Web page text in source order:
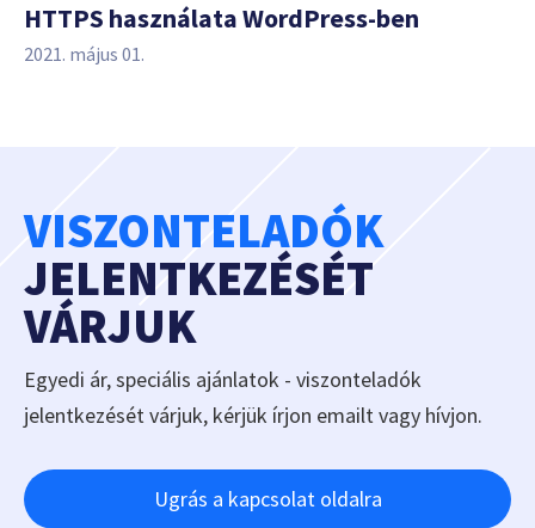
HTTPS használata WordPress-ben
2021. május 01.
VISZONTELADÓK
JELENTKEZÉSÉT
VÁRJUK
Egyedi ár, speciális ajánlatok - viszonteladók
jelentkezését várjuk, kérjük írjon emailt vagy hívjon.
Ugrás a kapcsolat oldalra